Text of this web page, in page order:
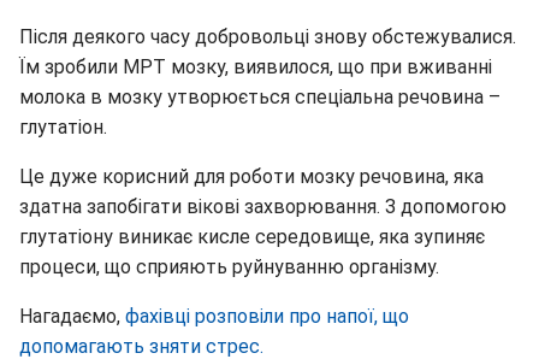
Після деякого часу добровольці знову обстежувалися.
Їм зробили МРТ мозку, виявилося, що при вживанні
молока в мозку утворюється спеціальна речовина –
глутатіон.
Це дуже корисний для роботи мозку речовина, яка
здатна запобігати вікові захворювання. З допомогою
глутатіону виникає кисле середовище, яка зупиняє
процеси, що сприяють руйнуванню організму.
Нагадаємо, фахівці розповіли про напої, що
допомагають зняти стрес.